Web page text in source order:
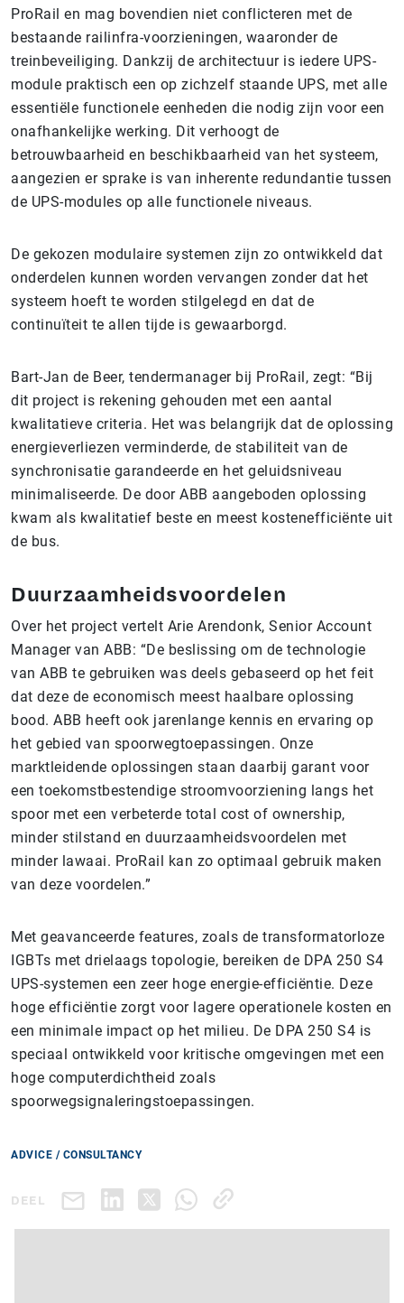
ProRail en mag bovendien niet conflicteren met de
bestaande railinfra-voorzieningen, waaronder de
treinbeveiliging. Dankzij de architectuur is iedere UPS-
module praktisch een op zichzelf staande UPS, met alle
essentiële functionele eenheden die nodig zijn voor een
onafhankelijke werking. Dit verhoogt de
betrouwbaarheid en beschikbaarheid van het systeem,
aangezien er sprake is van inherente redundantie tussen
de UPS-modules op alle functionele niveaus.
De gekozen modulaire systemen zijn zo ontwikkeld dat
onderdelen kunnen worden vervangen zonder dat het
systeem hoeft te worden stilgelegd en dat de
continuïteit te allen tijde is gewaarborgd.
Bart-Jan de Beer, tendermanager bij ProRail, zegt: “Bij
dit project is rekening gehouden met een aantal
kwalitatieve criteria. Het was belangrijk dat de oplossing
energieverliezen verminderde, de stabiliteit van de
synchronisatie garandeerde en het geluidsniveau
minimaliseerde. De door ABB aangeboden oplossing
kwam als kwalitatief beste en meest kostenefficiënte uit
de bus.
Duurzaamheidsvoordelen
Over het project vertelt Arie Arendonk, Senior Account
Manager van ABB: “De beslissing om de technologie
van ABB te gebruiken was deels gebaseerd op het feit
dat deze de economisch meest haalbare oplossing
bood. ABB heeft ook jarenlange kennis en ervaring op
het gebied van spoorwegtoepassingen. Onze
marktleidende oplossingen staan daarbij garant voor
een toekomstbestendige stroomvoorziening langs het
spoor met een verbeterde total cost of ownership,
minder stilstand en duurzaamheidsvoordelen met
minder lawaai. ProRail kan zo optimaal gebruik maken
van deze voordelen.”
Met geavanceerde features, zoals de transformatorloze
IGBTs met drielaags topologie, bereiken de DPA 250 S4
UPS-systemen een zeer hoge energie-efficiëntie. Deze
hoge efficiëntie zorgt voor lagere operationele kosten en
een minimale impact op het milieu. De DPA 250 S4 is
speciaal ontwikkeld voor kritische omgevingen met een
hoge computerdichtheid zoals
spoorwegsignaleringstoepassingen.
ADVICE / CONSULTANCY
DEEL